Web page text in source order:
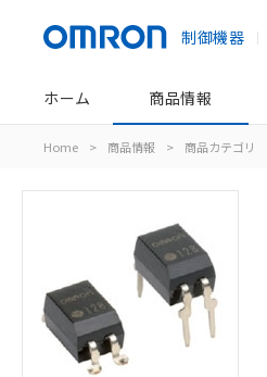
制御機器
ホーム 商品情報
Home > 商品情報 > 商品カテゴリ